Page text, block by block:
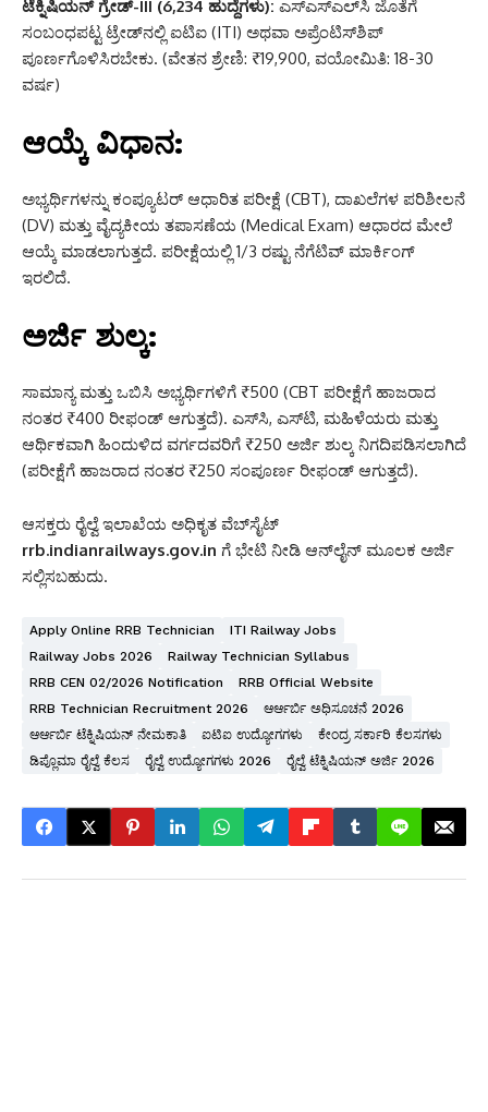
ಟೆಕ್ನಿಷಿಯನ್ ಗ್ರೇಡ್-III (6,234 ಹುದ್ದೆಗಳು): ಎಸ್‌ಎಸ್‌ಎಲ್‌ಸಿ ಜೊತೆಗೆ
ಸಂಬಂಧಪಟ್ಟ ಟ್ರೇಡ್‌ನಲ್ಲಿ ಐಟಿಐ (ITI) ಅಥವಾ ಅಪ್ರೆಂಟಿಸ್‌ಶಿಪ್
ಪೂರ್ಣಗೊಳಿಸಿರಬೇಕು. (ವೇತನ ಶ್ರೇಣಿ: ₹19,900, ವಯೋಮಿತಿ: 18-30
ವರ್ಷ)
ಆಯ್ಕೆ ವಿಧಾನ:
ಅಭ್ಯರ್ಥಿಗಳನ್ನು ಕಂಪ್ಯೂಟರ್ ಆಧಾರಿತ ಪರೀಕ್ಷೆ (CBT), ದಾಖಲೆಗಳ ಪರಿಶೀಲನೆ
(DV) ಮತ್ತು ವೈದ್ಯಕೀಯ ತಪಾಸಣೆಯ (Medical Exam) ಆಧಾರದ ಮೇಲೆ
ಆಯ್ಕೆ ಮಾಡಲಾಗುತ್ತದೆ. ಪರೀಕ್ಷೆಯಲ್ಲಿ 1/3 ರಷ್ಟು ನೆಗೆಟಿವ್ ಮಾರ್ಕಿಂಗ್
ಇರಲಿದೆ.
ಅರ್ಜಿ ಶುಲ್ಕ:
ಸಾಮಾನ್ಯ ಮತ್ತು ಒಬಿಸಿ ಅಭ್ಯರ್ಥಿಗಳಿಗೆ ₹500 (CBT ಪರೀಕ್ಷೆಗೆ ಹಾಜರಾದ
ನಂತರ ₹400 ರೀಫಂಡ್ ಆಗುತ್ತದೆ). ಎಸ್‌ಸಿ, ಎಸ್‌ಟಿ, ಮಹಿಳೆಯರು ಮತ್ತು
ಆರ್ಥಿಕವಾಗಿ ಹಿಂದುಳಿದ ವರ್ಗದವರಿಗೆ ₹250 ಅರ್ಜಿ ಶುಲ್ಕ ನಿಗದಿಪಡಿಸಲಾಗಿದೆ
(ಪರೀಕ್ಷೆಗೆ ಹಾಜರಾದ ನಂತರ ₹250 ಸಂಪೂರ್ಣ ರೀಫಂಡ್ ಆಗುತ್ತದೆ).
ಆಸಕ್ತರು ರೈಲ್ವೆ ಇಲಾಖೆಯ ಅಧಿಕೃತ ವೆಬ್‌ಸೈಟ್
rrb.indianrailways.gov.in ಗೆ ಭೇಟಿ ನೀಡಿ ಆನ್‌ಲೈನ್ ಮೂಲಕ ಅರ್ಜಿ
ಸಲ್ಲಿಸಬಹುದು.
Apply Online RRB Technician
ITI Railway Jobs
Railway Jobs 2026
Railway Technician Syllabus
RRB CEN 02/2026 Notification
RRB Official Website
RRB Technician Recruitment 2026
ಆರ್ಆರ್ಬಿ ಅಧಿಸೂಚನೆ 2026
ಆರ್ಆರ್ಬಿ ಟೆಕ್ನಿಷಿಯನ್ ನೇಮಕಾತಿ
ಐಟಿಐ ಉದ್ಯೋಗಗಳು
ಕೇಂದ್ರ ಸರ್ಕಾರಿ ಕೆಲಸಗಳು
ಡಿಪ್ಲೊಮಾ ರೈಲ್ವೆ ಕೆಲಸ
ರೈಲ್ವೆ ಉದ್ಯೋಗಗಳು 2026 ರೈಲ್ವೆ ಟೆಕ್ನಿಷಿಯನ್ ಅರ್ಜಿ 2026